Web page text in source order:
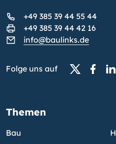
+49 385 39 44 55 44
+49 385 39 44 42 16
info@baulinks.de
Folge uns auf
Themen
Bau